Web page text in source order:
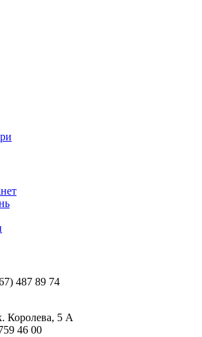
487 89 74
Королева, 5 А
46 00